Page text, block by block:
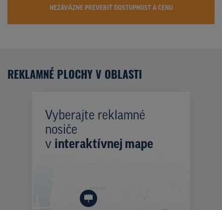
NEZÁVÄZNE PREVERIŤ DOSTUPNOST A CENU
REKLAMNÉ PLOCHY V OBLASTI
Vyberajte reklamné
nosiče
v interaktívnej mape